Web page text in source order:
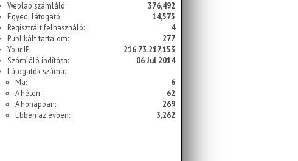
Weblap számláló:
376,492
Egyedi látogató:
14,575
Regisztrált felhasználó:
4
Publikált tartalom:
277
Your IP:
216.73.217.153
Számláló indítása:
06 Jul 2014
Látogatók száma:
Ma:
6
A héten:
62
A hónapban:
269
Ebben az évben:
3,262